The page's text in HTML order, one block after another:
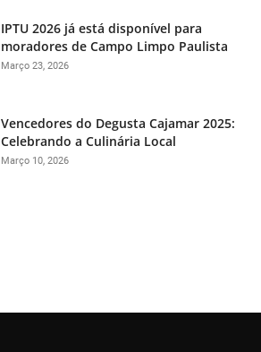
IPTU 2026 já está disponível para
moradores de Campo Limpo Paulista
Março 23, 2026
Vencedores do Degusta Cajamar 2025:
Celebrando a Culinária Local
Março 10, 2026